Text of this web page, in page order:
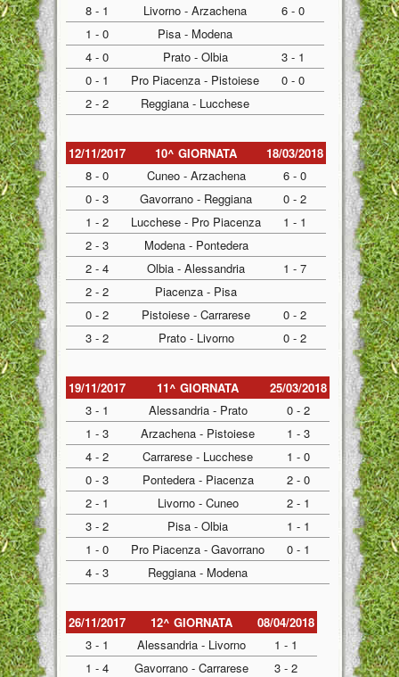
8 - 1 Livorno - Arzachena
6 - 0
1 - 0
Pisa - Modena
4 - 0
Prato - Olbia
3 - 1
0 - 1
Pro Piacenza - Pistoiese
0 - 0
2 - 2
Reggiana - Lucchese
12/11/2017 10^ GIORNATA
18/03/2018
8 - 0
Cuneo - Arzachena
6 - 0
0 - 3
Gavorrano - Reggiana
0 - 2
1 - 2
Lucchese - Pro Piacenza
1 - 1
2 - 3
Modena - Pontedera
2 - 4
Olbia - Alessandria
1 - 7
2 - 2
Piacenza - Pisa
0 - 2
Pistoiese - Carrarese
0 - 2
3 - 2
Prato - Livorno 0 - 2
19/11/2017 11^ GIORNATA
25/03/2018
3 - 1
Alessandria - Prato
0 - 2
1 - 3
Arzachena - Pistoiese
1 - 3
4 - 2
Carrarese - Lucchese
1 - 0
0 - 3
Pontedera - Piacenza
2 - 0
2 - 1
Livorno - Cuneo
2 - 1
3 - 2
Pisa - Olbia
1 - 1
1 - 0
Pro Piacenza - Gavorrano
0 - 1
4 - 3
Reggiana - Modena
26/11/2017 12^ GIORNATA
08/04/2018
3 - 1
Alessandria - Livorno
1 - 1
1 - 4
Gavorrano - Carrarese
3 - 2